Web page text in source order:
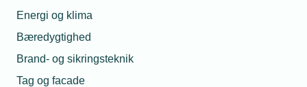
Energi og klima
Bæredygtighed
Brand- og sikringsteknik
Tag og facade